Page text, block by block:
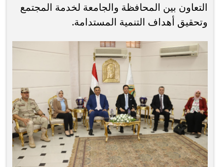
التعاون بين المحافظة والجامعة لخدمة المجتمع
وتحقيق أهداف التنمية المستدامة.